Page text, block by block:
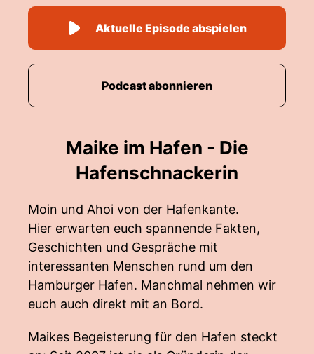
Maike im Hafen - Die
Hafenschnackerin
Moin und Ahoi von der Hafenkante.
Hier erwarten euch spannende Fakten,
Geschichten und Gespräche mit
interessanten Menschen rund um den
Hamburger Hafen. Manchmal nehmen wir
euch auch direkt mit an Bord.
Maikes Begeisterung für den Hafen steckt
Aktuelle Episode abspielen
Podcast abonnieren